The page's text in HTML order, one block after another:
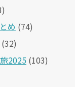
め (74)
(32)
2025 (103)